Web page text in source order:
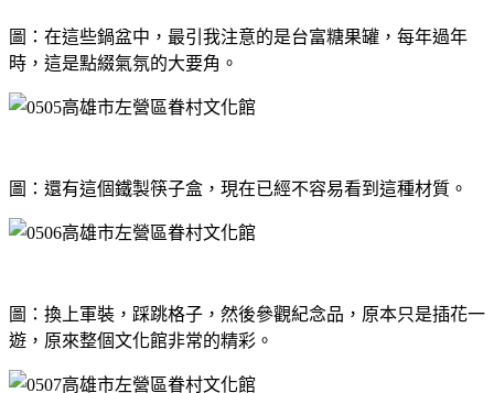
圖：在這些鍋盆中，最引我注意的是台富糖果罐，每年過年
時，這是點綴氣氛的大要角。
圖：還有這個鐵製筷子盒，現在已經不容易看到這種材質。
圖：換上軍裝，踩跳格子，然後參觀紀念品，原本只是插花一
遊，原來整個文化館非常的精彩。